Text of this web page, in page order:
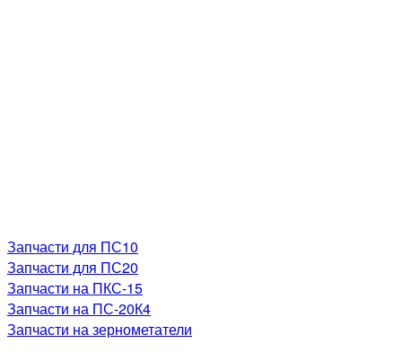
Запчасти для ПС10
Запчасти для ПС20
Запчасти на ПКС-15
Запчасти на ПС-20К4
Запчасти на зернометатели